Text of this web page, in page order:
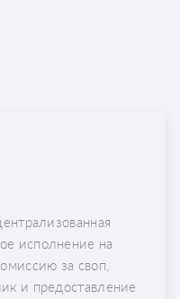
исполнение на
за своп,
и предоставление